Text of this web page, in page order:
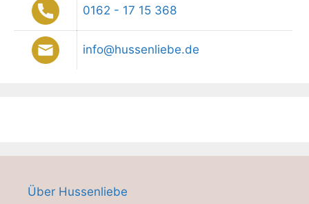
0162 - 17 15 368
info@hussenliebe.de
Über Hussenliebe